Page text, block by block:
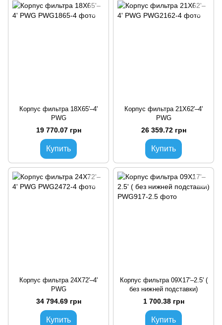
Корпус фильтра 18X65'–4'
PWG
19 770.07 грн
Купить
Корпус фильтра 21X62'–4'
PWG
26 359.72 грн
Купить
Корпус фильтра 24X72'–4'
PWG
34 794.69 грн
Купить
Корпус фильтра 09X17'–2.5' (
без нижней подставки)
1 700.38 грн
Купить